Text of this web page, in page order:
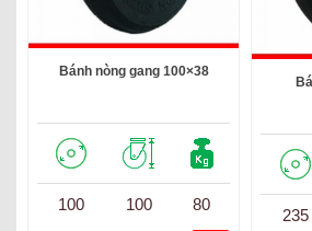
Bánh nòng gang 100×38
100 100 80
235